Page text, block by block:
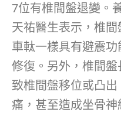
7位有椎間盤退變。
天祐醫生表示，椎
車軚一樣具有避震
修復。另外，椎間
致椎間盤移位或凸
痛，甚至造成坐骨神